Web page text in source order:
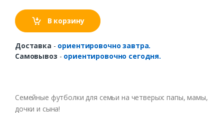
В корзину
Доставка - ориентировочно завтра.
Самовывоз - ориентировочно сегодня.
Семейные футболки для семьи на четверых: папы, мамы,
дочки и сына!